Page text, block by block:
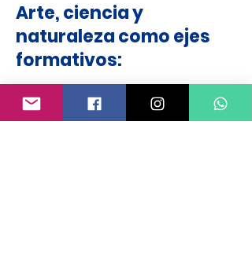
Arte, ciencia y
naturaleza como ejes
formativos:
La Básica Primaria se nutre del
contacto con el entorno, el arte y la